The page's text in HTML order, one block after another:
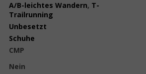
A/B-leichtes Wandern, T-
Trailrunning
Unbesetzt
Schuhe
CMP
Nein